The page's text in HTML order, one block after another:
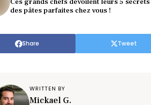
des pâtes parfaites chez vous !
Share Tweet
WRITTEN BY
Mickael G.